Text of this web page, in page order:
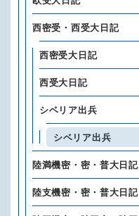
西密受・西受大日記
西密受大日記
西受大日記
シベリア出兵
シベリア出兵
陸満機密・密・普大日記
陸支機密・密・普大日記